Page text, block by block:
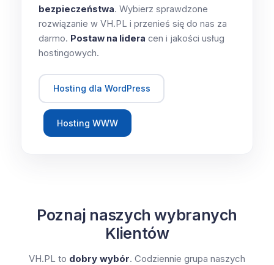
bezpieczeństwa. Wybierz sprawdzone
rozwiązanie w VH.PL i przenieś się do nas za
darmo. Postaw na lidera cen i jakości usług
hostingowych.
Hosting dla WordPress
Hosting WWW
Poznaj naszych wybranych
Klientów
VH.PL to dobry wybór. Codziennie grupa naszych